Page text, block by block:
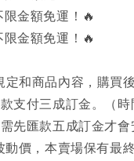
金額免運！🔥
金額免運！🔥
和商品內容，購買
支付三成訂金。（時
先匯款五成訂金才會
價，本賣場保有最